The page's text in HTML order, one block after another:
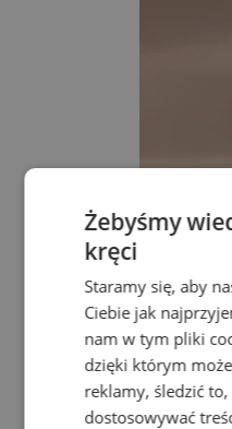
Żebyśmy
kręci
Staramy się, aby
Ciebie jak
nam w tym pliki
dzięki którym
reklamy, śledzić
dostosowywać